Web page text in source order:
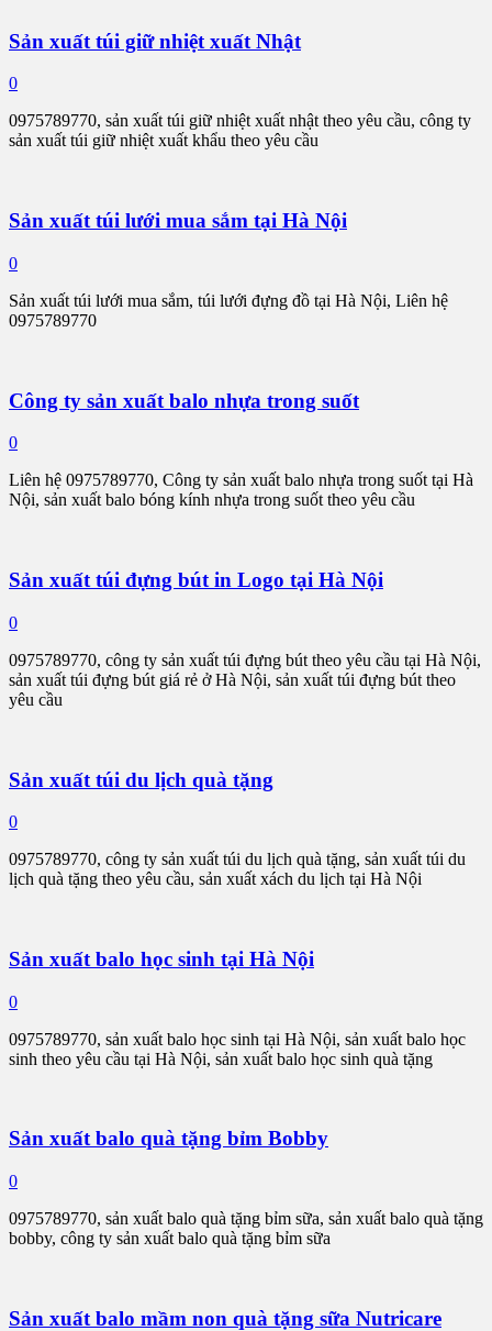
Sản xuất túi giữ nhiệt xuất Nhật
0
0975789770, sản xuất túi giữ nhiệt xuất nhật theo yêu cầu, công ty
sản xuất túi giữ nhiệt xuất khẩu theo yêu cầu
Sản xuất túi lưới mua sắm tại Hà Nội
0
Sản xuất túi lưới mua sắm, túi lưới đựng đồ tại Hà Nội, Liên hệ
0975789770
Công ty sản xuất balo nhựa trong suốt
0
Liên hệ 0975789770, Công ty sản xuất balo nhựa trong suốt tại Hà
Nội, sản xuất balo bóng kính nhựa trong suốt theo yêu cầu
Sản xuất túi đựng bút in Logo tại Hà Nội
0
0975789770, công ty sản xuất túi đựng bút theo yêu cầu tại Hà Nội,
sản xuất túi đựng bút giá rẻ ở Hà Nội, sản xuất túi đựng bút theo
yêu cầu
Sản xuất túi du lịch quà tặng
0
0975789770, công ty sản xuất túi du lịch quà tặng, sản xuất túi du
lịch quà tặng theo yêu cầu, sản xuất xách du lịch tại Hà Nội
Sản xuất balo học sinh tại Hà Nội
0
0975789770, sản xuất balo học sinh tại Hà Nội, sản xuất balo học
sinh theo yêu cầu tại Hà Nội, sản xuất balo học sinh quà tặng
Sản xuất balo quà tặng bỉm Bobby
0
0975789770, sản xuất balo quà tặng bỉm sữa, sản xuất balo quà tặng
bobby, công ty sản xuất balo quà tặng bỉm sữa
Sản xuất balo mầm non quà tặng sữa Nutricare